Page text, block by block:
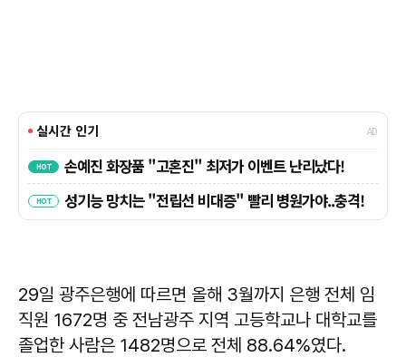
29일 광주은행에 따르면 올해 3월까지 은행 전체 임
직원 1672명 중 전남광주 지역 고등학교나 대학교를
졸업한 사람은 1482명으로 전체 88.64%였다.